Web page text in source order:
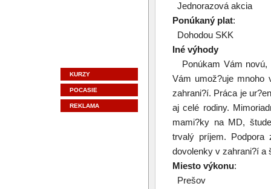
KURZY
POCASIE
REKLAMA
Jednorazová akcia
Ponúkaný plat:
Dohodou SKK
Iné výhody
Ponúkam Vám novú,
Vám umož?uje mnoho
zahrani?í. Práca je
aj celé rodiny.
mami?ky na MD,
trvalý príjem. Podpora
dovolenky v zahrani?í a
Miesto výkonu:
Prešov